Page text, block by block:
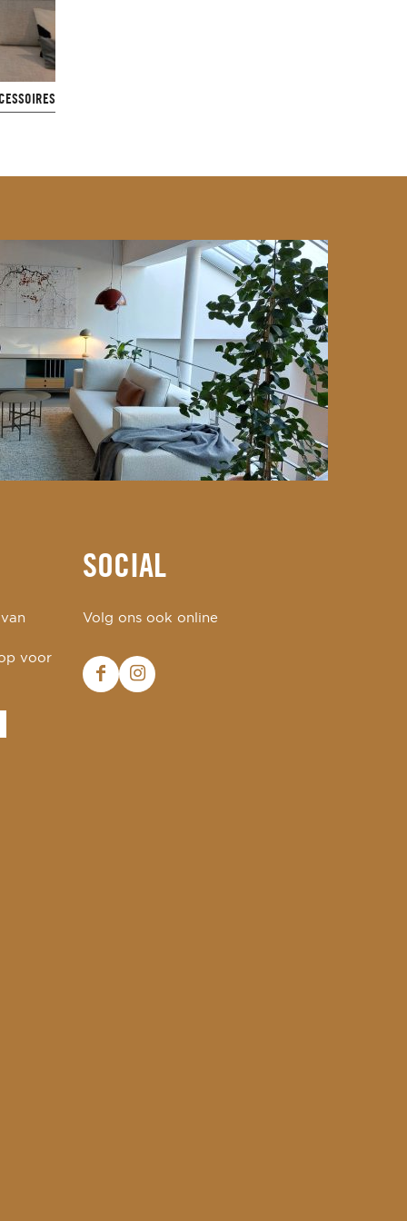
voor
SOCIAL
Volg ons ook online